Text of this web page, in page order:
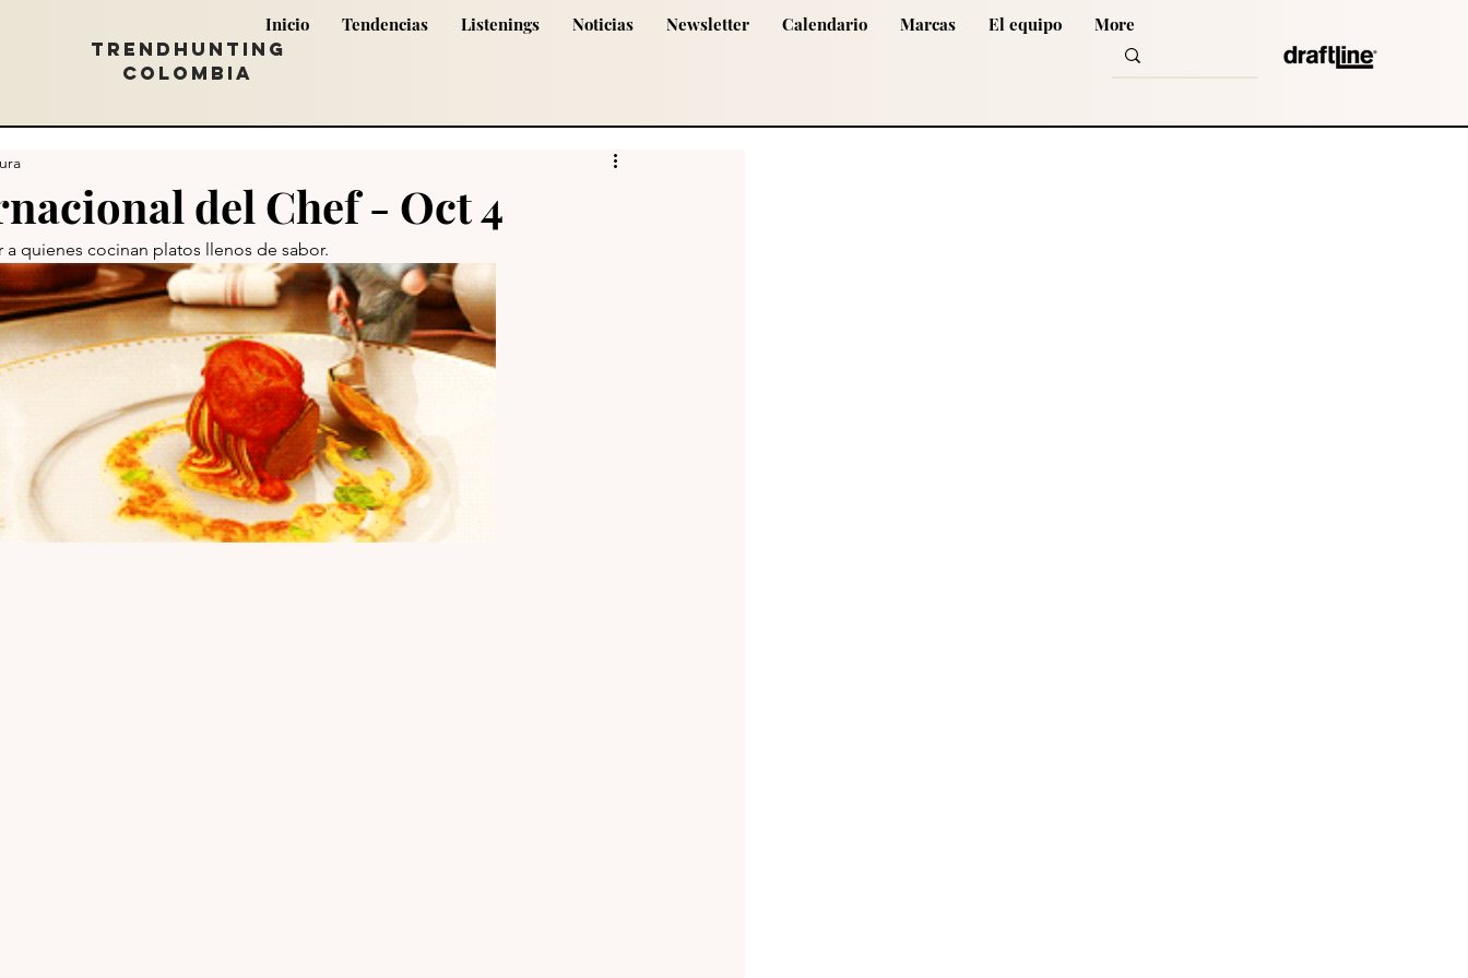
Inicio Tendencias Listenings Noticias Newsletter Calendario Marcas El equipo More
TRENDHUNTING
COLOMBIA
del Chef - Oct 4
a quienes cocinan platos llenos de sabor.